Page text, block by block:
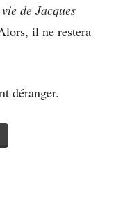
de Jacques
il ne restera
déranger.